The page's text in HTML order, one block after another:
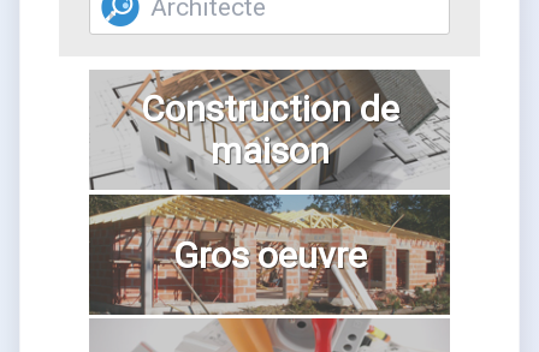
Construction de
maison
Gros oeuvre